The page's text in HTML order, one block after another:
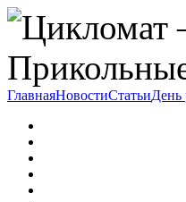
ГлавнаяНовостиСтатьиДень